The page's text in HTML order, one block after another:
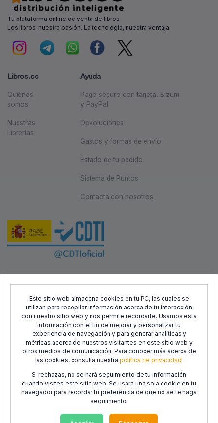
Este sitio web almacena cookies en tu PC, las cuales se
utilizan para recopilar información acerca de tu interacción
con nuestro sitio web y nos permite recordarte. Usamos esta
información con el fin de mejorar y personalizar tu
experiencia de navegación y para generar analíticas y
métricas acerca de nuestros visitantes en este sitio web y
otros medios de comunicación. Para conocer más acerca de
las cookies, consulta nuestra política de privacidad.
Si rechazas, no se hará seguimiento de tu información
cuando visites este sitio web. Se usará una sola cookie en tu
navegador para recordar tu preferencia de que no se te haga
seguimiento.
Tu plataforma online de venta de libros
Los libros, nuestra pasión. La tecnología, nuestra ventaja
Libros.cc
Quiénes
somos
Nuestras
Librerías
Ayuda
Pago seguro con tarjeta, Bizum
y PayPal
Devoluciones
Gastos y formas de envío
Estado de tu pedido
Sistema de Puntos
Contacta con nosotros
Desarrollo Regional (FEDER) y el Centro para el Desarrollo
Tecnológico Industrial (CDTI), con el objetivo de promover el
desarrollo tecnológico, la innovación y una investigación de